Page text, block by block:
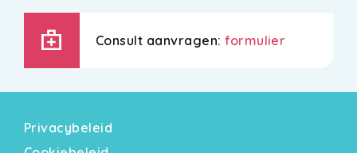
medical_services Consult aanvragen:formulier
Privacybeleid